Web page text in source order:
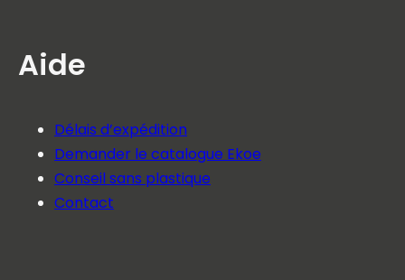
Aide
Délais d’expédition
Demander le catalogue Ekoe
Conseil sans plastique
Contact